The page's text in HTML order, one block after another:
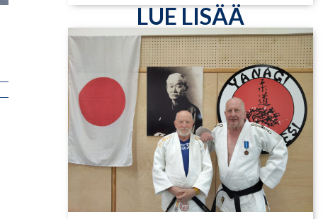
LUE LISÄÄ